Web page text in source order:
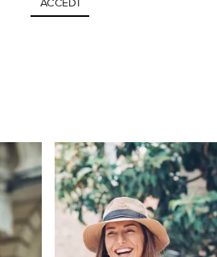
ACCEDI